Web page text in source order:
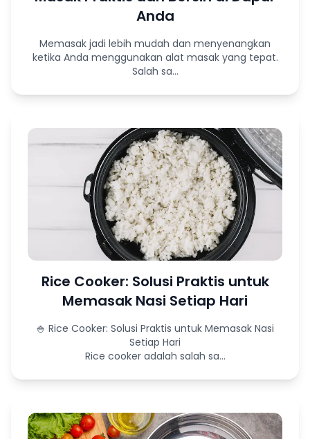
Anda
Memasak jadi lebih mudah dan menyenangkan
ketika Anda menggunakan alat masak yang tepat.
Salah sa...
Rice Cooker: Solusi Praktis untuk
Memasak Nasi Setiap Hari
🍚 Rice Cooker: Solusi Praktis untuk Memasak Nasi
Setiap Hari
Rice cooker adalah salah sa...